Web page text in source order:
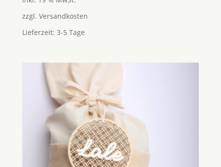
zzgl. Versandkosten
Lieferzeit: 3-5 Tage